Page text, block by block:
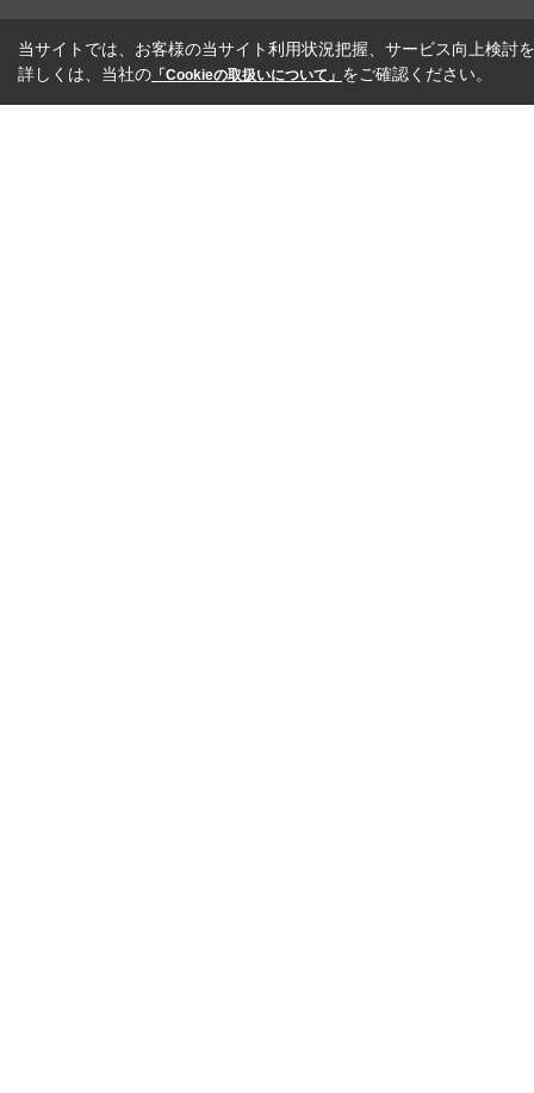
当サイトでは、お客様の当サイト利用状況把握、サービス向上検討
詳しくは、当社の 「Cookieの取扱いについて」 をご確認ください。